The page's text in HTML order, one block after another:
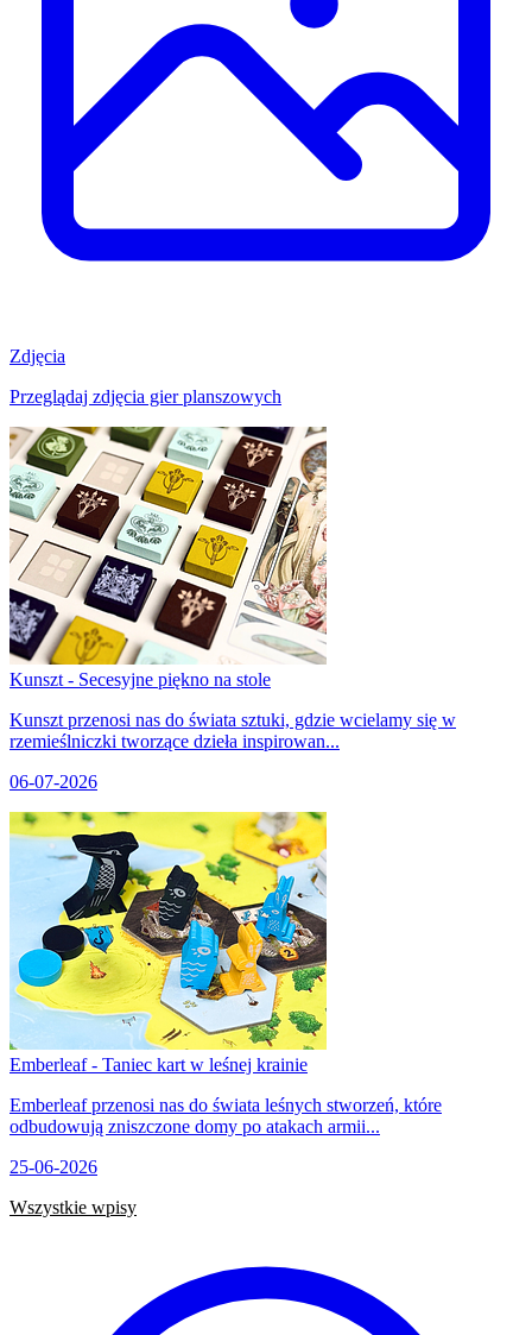
Zdjęcia
Przeglądaj zdjęcia gier planszowych
Kunszt - Secesyjne piękno na stole
Kunszt przenosi nas do świata sztuki, gdzie wcielamy się w
rzemieślniczki tworzące dzieła inspirowan...
06-07-2026
Emberleaf - Taniec kart w leśnej krainie
Emberleaf przenosi nas do świata leśnych stworzeń, które
odbudowują zniszczone domy po atakach armii...
25-06-2026
Wszystkie wpisy